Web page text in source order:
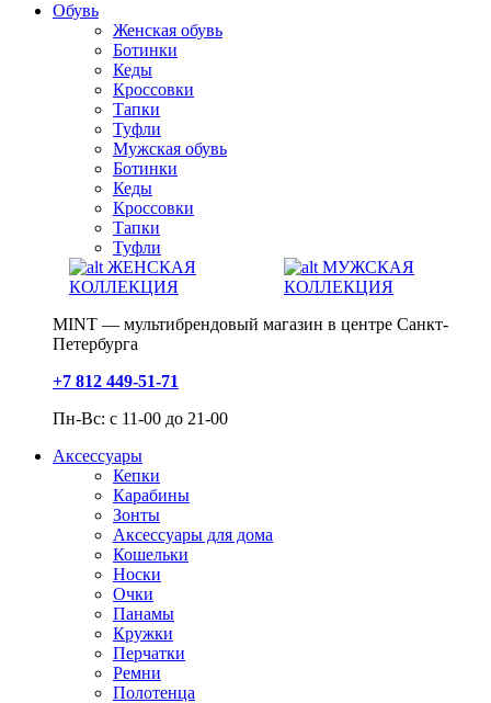
Обувь
Женская обувь
Ботинки
Кеды
Кроссовки
Тапки
Туфли
Мужская обувь
Ботинки
Кеды
Кроссовки
Тапки
Туфли
ЖЕНСКАЯ
КОЛЛЕКЦИЯ
МУЖСКАЯ
КОЛЛЕКЦИЯ
MINT — мультибрендовый магазин в центре Санкт-
Петербурга
+7 812 449-51-71
Пн-Вс: с 11-00 до 21-00
Аксессуары
Кепки
Карабины
Зонты
Аксессуары для дома
Кошельки
Носки
Очки
Панамы
Кружки
Перчатки
Ремни
Полотенца